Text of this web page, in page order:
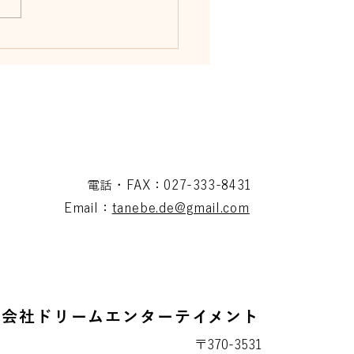
リカ 7月26日イベン
電話・FAX：027-333-8431
Email： tanebe.de@gmail.com
社ドリームエンターテイメント
〒370-3531